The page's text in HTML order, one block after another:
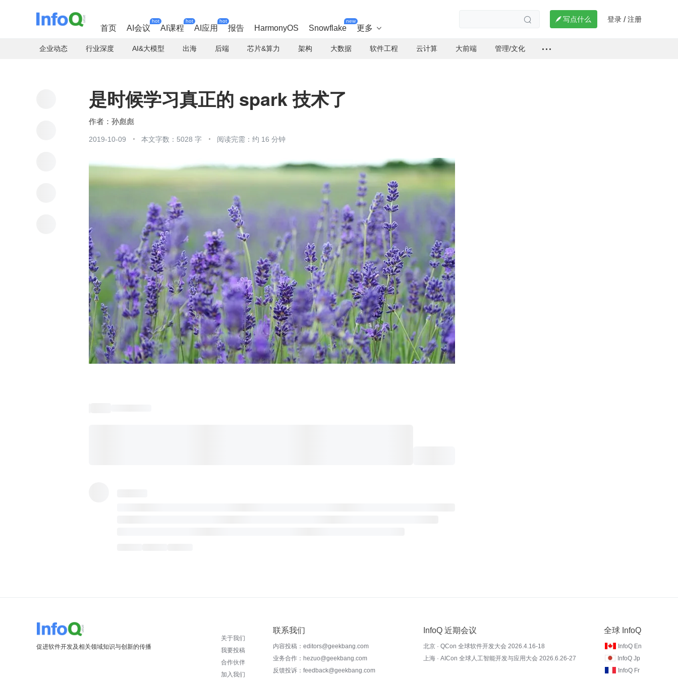
首页 AI会议
hot
AI课程
hot
AI应用
hot
报告 HarmonyOS Snowflake
new
更多 
  写点什么 登录 / 注册
企业动态 行业深度 AI&大模型 出海 后端 芯片&算力 架构 大数据 软件工程 云计算 大前端 管理/文化
是时候学习真正的 spark 技术了
孙彪彪
2019-10-09 本文字数：5028 字 阅读完需：约 16 分钟
促进软件开发及相关领域知识与创新的传播
关于我们
我要投稿
合作伙伴
加入我们
联系我们
内容投稿：editors@geekbang.com
业务合作：hezuo@geekbang.com
反馈投诉：feedback@geekbang.com
InfoQ 近期会议
北京 · QCon 全球软件开发大会 2026.4.16-18
上海 · AICon 全球人工智能开发与应用大会 2026.6.26-27
全球 InfoQ
InfoQ En
InfoQ Jp
InfoQ Fr